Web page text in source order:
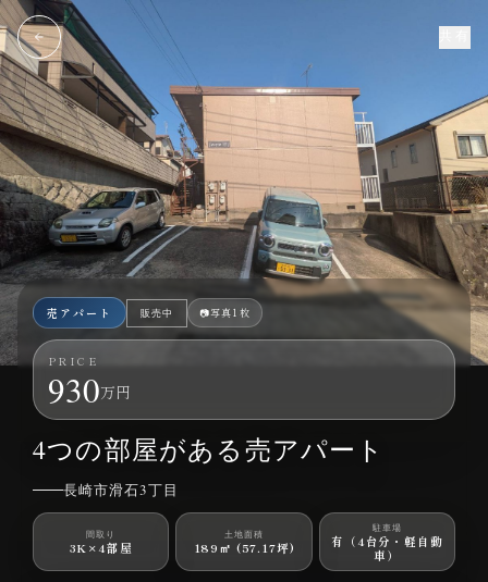
売アパート 販売中 📷写真1枚
PRICE
930万円
長崎市滑石3丁目｜売アパート｜3K×4部屋｜930万円
4つの部屋がある売アパート
長崎市滑石3丁目
間取り
3K×4部屋
土地面積
189㎡ (57.17坪)
駐車場
有（4台分・軽自動
車）